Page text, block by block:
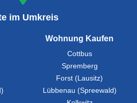
im Umkreis
Wohnung Kaufen
Cottbus
Spremberg
Forst (Lausitz)
Lübbenau (Spreewald)